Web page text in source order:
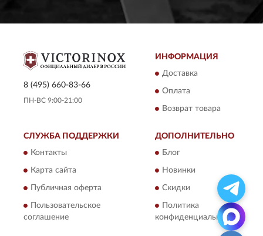
8 (495) 660-83-66
ПН-ВС 9:00-21:00
ИНФОРМАЦИЯ
Доставка
Оплата
Возврат товара
СЛУЖБА ПОДДЕРЖКИ
Контакты
Карта сайта
Публичная оферта
Пользовательское
соглашение
ДОПОЛНИТЕЛЬНО
Блог
Новинки
Скидки
Политика
конфиденциальности